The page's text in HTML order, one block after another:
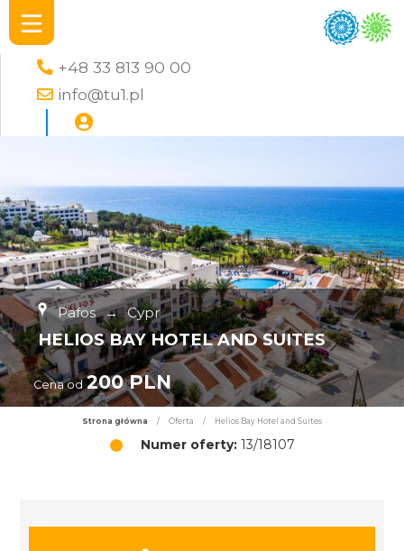
+48 33 813 90 00
info@tu1.pl
Pafos → Cypr
HELIOS BAY HOTEL AND SUITES
Cena od 200 PLN
Strona główna / Oferta / Helios Bay Hotel and Suites
Numer oferty:13/18107